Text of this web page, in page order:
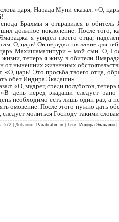
царя, Нарада Муни сказал: «О,
Брахмы я отправился в
должное поклонение. После того,
я увидел твоего отца,
О, царь! Он передал послание для
Махишаматипури – мой сын. О,
теперь я живу в обители
от нынешних жизненных
царь! Это просьба твоего отца,
обет Индира Экадаши».
«О, мудрец среди полубогов,
день перед экадаши следует
необходимо есть лишь один раз, а
омовение. После этого нужно дать
молиться Господу такими
: 572 | Добавил: Parabrahman Теги: Индира Экадаши